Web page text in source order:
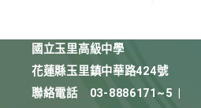
國立玉里高級中學
花蓮縣玉里鎮中華路424號
聯絡電話
03-8886171~5